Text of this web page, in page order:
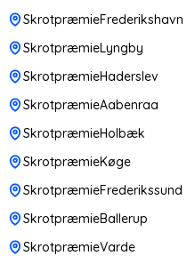
SkrotpræmieFrederikshavn
SkrotpræmieLyngby
SkrotpræmieHaderslev
SkrotpræmieAabenraa
SkrotpræmieHolbæk
SkrotpræmieKøge
SkrotpræmieFrederikssund
SkrotpræmieBallerup
SkrotpræmieVarde